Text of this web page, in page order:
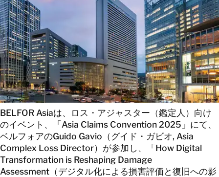
所在地
日本
日本語
お問い合わせ
お問い合わせ
BELFOR Asiaは、ロス・アジャスター（鑑定人）向け
のイベント、「Asia Claims Convention 2025」にて、
ベルフォアのGuido Gavio（グイド・ガビオ, Asia
Complex Loss Director）が参加し、「How Digital
Transformation is Reshaping Damage
Assessment（デジタル化による損害評価と復旧への影